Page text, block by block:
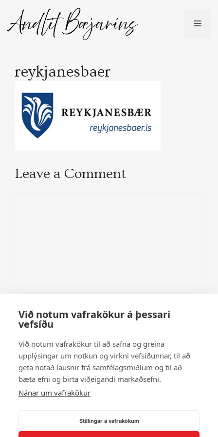
content
reykjanesbaer
Leave a Comment
Name
Email
Website
This site uses Akismet to reduce spam.
Við notum vafrakökur á þessari
vefsíðu
Við notum vafrakökur til að safna og greina
upplýsingar um notkun og virkni vefsíðunnar, til að
geta notað lausnir frá samfélagsmiðlum og til að
bæta efni og birta viðeigandi markaðsefni.
Nánar um vafrakökur
Stillingar á vafrakökum